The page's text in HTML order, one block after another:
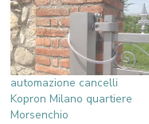
automazione cancelli
Kopron Milano quartiere
Morsenchio